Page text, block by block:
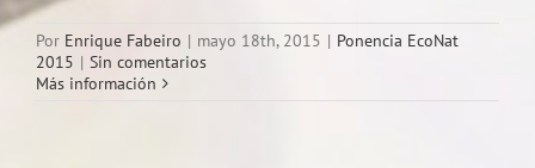
Por Enrique Fabeiro | mayo 18th, 2015 | Ponencia EcoNat
2015 | Sin comentarios
Más información